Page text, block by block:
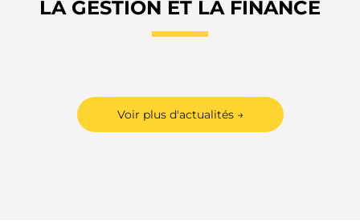
LA GESTION ET LA FINANCE
Voir plus d'actualités →